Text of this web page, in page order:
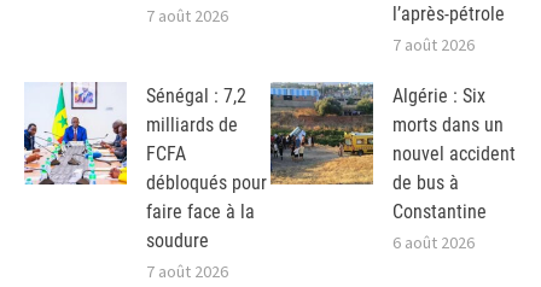
7 août 2026
l’après-pétrole
7 août 2026
Sénégal : 7,2
milliards de
FCFA
débloqués pour
faire face à la
soudure
7 août 2026
Algérie : Six
morts dans un
nouvel accident
de bus à
Constantine
6 août 2026